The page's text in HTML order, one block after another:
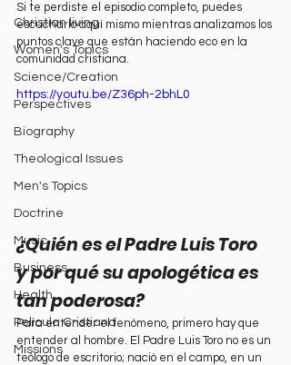
Christian living
Women's Topics
Science/Creation
Perspectives
Biography
Theological Issues
Men's Topics
Doctrine
Music
Business
Health
Película Cristiana
Missions
Si te perdiste el episodio completo, puedes
escucharlo aquí mismo mientras analizamos los
puntos clave que están haciendo eco en la
comunidad cristiana.
https://youtu.be/Z36ph-2bhL0
¿Quién es el Padre Luis Toro
y por qué su apologética es
tan poderosa?
Para entender el fenómeno, primero hay que
entender al hombre. El Padre Luis Toro no es un
teólogo de escritorio; nació en el campo, en un